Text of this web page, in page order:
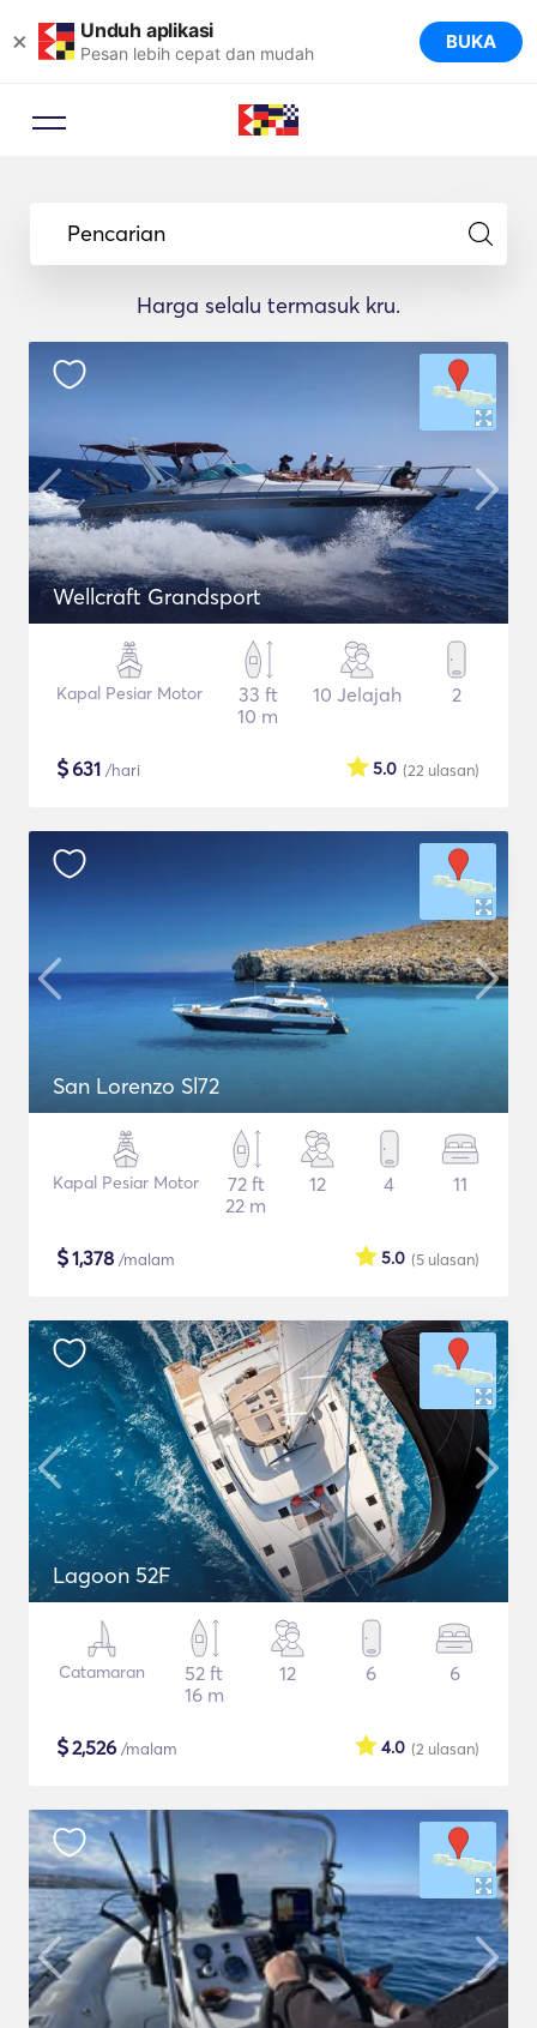
× Unduh aplikasi
Pesan lebih cepat dan mudah BUKA
Pencarian
Harga selalu termasuk kru.
Wellcraft Grandsport
Kapal Pesiar Motor
33 ft
10 m
10 Jelajah 2
$631 /hari (22 ulasan)
5.0
San Lorenzo Sl72
Kapal Pesiar Motor
72 ft
22 m
12 4 11
$1,378 /malam (5 ulasan)
5.0
Lagoon 52F
Catamaran
52 ft
16 m
12 6 6
$2,526 /malam (2 ulasan)
4.0